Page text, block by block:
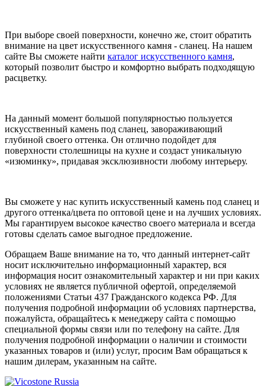
При выборе своей поверхности, конечно же, стоит обратить
внимание на цвет искусственного камня - сланец. На нашем
сайте Вы сможете найти каталог искусственного камня,
который позволит быстро и комфортно выбрать подходящую
расцветку.
На данный момент большой популярностью пользуется
искусственный камень под сланец, завораживающий
глубиной своего оттенка. Он отлично подойдет для
поверхности столешницы на кухне и создаст уникальную
«изюминку», придавая эксклюзивности любому интерьеру.
Вы сможете у нас купить искусственный камень под сланец и
другого оттенка/цвета по оптовой цене и на лучших условиях.
Мы гарантируем высокое качество своего материала и всегда
готовы сделать самое выгодное предложение.
Обращаем Ваше внимание на то, что данный интернет-сайт
носит исключительно информационный характер, вся
информация носит ознакомительный характер и ни при каких
условиях не является публичной офертой, определяемой
положениями Статьи 437 Гражданского кодекса РФ. Для
получения подробной информации об условиях партнерства,
пожалуйста, обращайтесь к менеджеру сайта с помощью
специальной формы связи или по телефону на сайте. Для
получения подробной информации о наличии и стоимости
указанных товаров и (или) услуг, просим Вам обращаться к
нашим дилерам, указанным на сайте.